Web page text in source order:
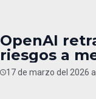
OpenAI
riesgos a
17 de marzo del 2026